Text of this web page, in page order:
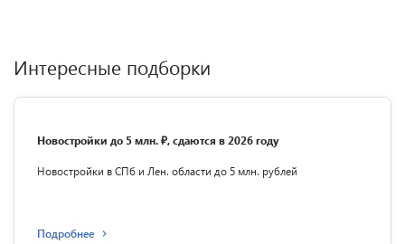
Интересные подборки
Новостройки до 5 млн. ₽, сдаются в 2026 году
Новостройки в СПб и Лен. области до 5 млн. рублей
Подробнее